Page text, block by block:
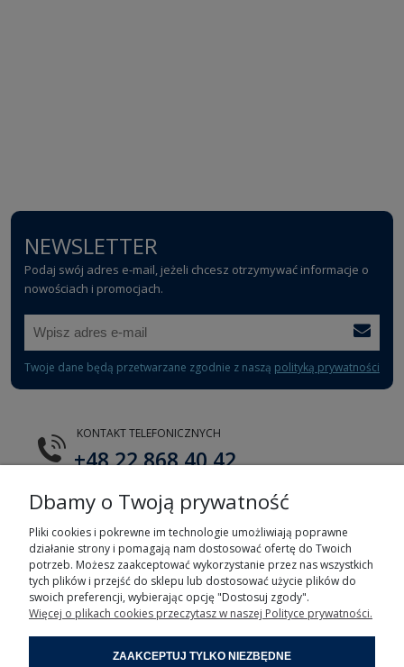
NEWSLETTER
Podaj swój adres e-mail, jeżeli chcesz otrzymywać informacje o
nowościach i promocjach.
Twoje dane będą przetwarzane zgodnie z naszą polityką prywatności
KONTAKT TELEFONICZNYCH
+48 22 868 40 42
E-MAIL
tts@tts.com.pl
POMOC
Dbamy o Twoją prywatność
Pliki cookies i pokrewne im technologie umożliwiają poprawne
działanie strony i pomagają nam dostosować ofertę do Twoich
potrzeb. Możesz zaakceptować wykorzystanie przez nas wszystkich
tych plików i przejść do sklepu lub dostosować użycie plików do
swoich preferencji, wybierając opcję "Dostosuj zgody".
Więcej o plikach cookies przeczytasz w naszej Polityce prywatności.
ZAAKCEPTUJ TYLKO NIEZBĘDNE